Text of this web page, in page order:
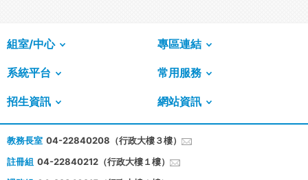
組室/中心 專區連結
系統平台 常用服務
招生資訊 網站資訊
教務長室 04-22840208（行政大樓３樓）
註冊組 04-22840212（行政大樓１樓）